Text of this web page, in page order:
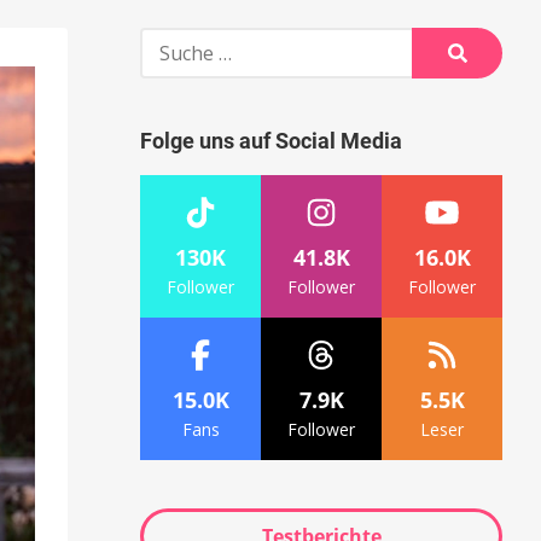
Suche
Suche
Folge uns auf Social Media
130K
Follower
41.8K
Follower
16.0K
Follower
15.0K
Fans
7.9K
Follower
5.5K
Leser